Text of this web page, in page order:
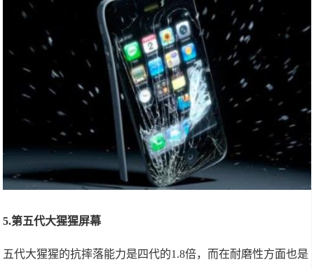
5.第五代大猩猩屏幕
五代大猩猩的抗摔落能力是四代的1.8倍，而在耐磨性方面也是